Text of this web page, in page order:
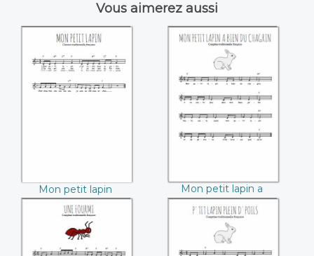
Vous aimerez aussi
Mon petit lapin
Mon petit lapin
Mon petit lapin a
bien du chagrin
Mon petit lapin a
bien du chagrin
Une fourmi
P'tit lapin plein